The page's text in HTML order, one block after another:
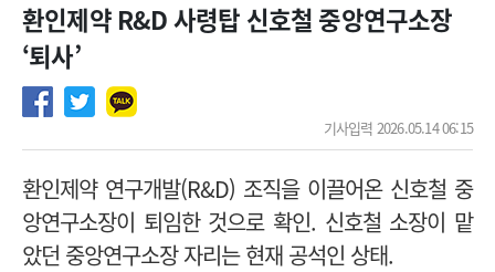
[서울아산병원] 2026년 하반기 인턴 모집
[영남대학교의료원] 마취통증의학과 임기제 임상의사 채용
환인제약 R&D 사령탑 신호철 중앙연구소장
‘퇴사’
기사입력 2026.05.14 06:15
환인제약 연구개발(R&D) 조직을 이끌어온 신호철 중
앙연구소장이 퇴임한 것으로 확인. 신호철 소장이 맡
았던 중앙연구소장 자리는 현재 공석인 상태.